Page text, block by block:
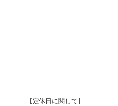
【定休日に関して】